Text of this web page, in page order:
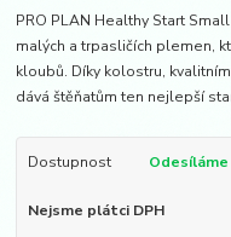
PRO PLAN Healthy Start
malých a trpasličích plemen,
kloubů. Díky kolostru,
dává štěňatům ten nejlepší
Dostupnost Odesíláme
Nejsme plátci DPH